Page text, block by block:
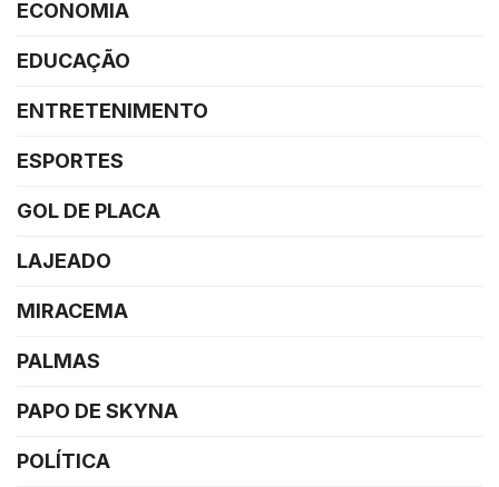
ECONOMIA
EDUCAÇÃO
ENTRETENIMENTO
ESPORTES
GOL DE PLACA
LAJEADO
MIRACEMA
PALMAS
PAPO DE SKYNA
POLÍTICA